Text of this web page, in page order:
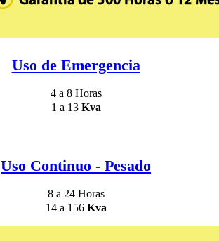
Uso de Emergencia
4 a 8 Horas
1 a 13 Kva
Uso Continuo - Pesado
8 a 24 Horas
14 a 156 Kva